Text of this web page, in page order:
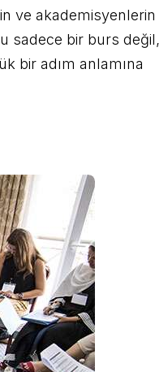
ve akademisyenlerin
sadece bir burs değil,
bir adım anlamına